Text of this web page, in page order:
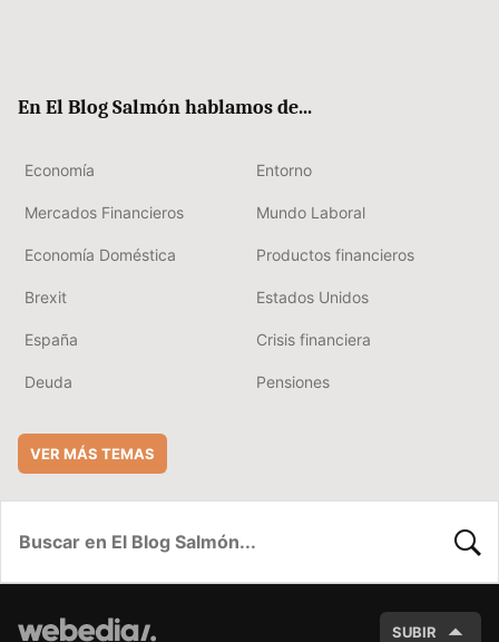
En El Blog Salmón hablamos de...
Economía Entorno
Mercados Financieros Mundo Laboral
Economía Doméstica Productos financieros
Brexit Estados Unidos
España Crisis financiera
Deuda Pensiones
VER MÁS TEMAS
SUBIR